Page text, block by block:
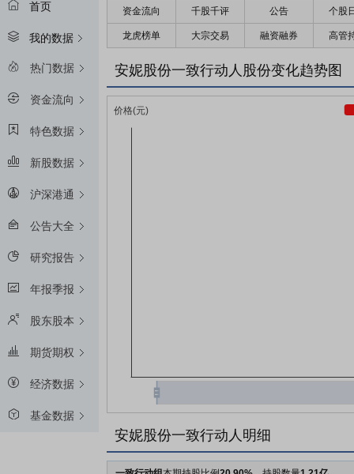
首页
我的数据
热门数据
资金流向
特色数据
新股数据
沪深港通
公告大全
研究报告
年报季报
股东股本
期货期权
经济数据
基金数据
资金流向 千股千评 公告 个股
龙虎榜单 大宗交易 融资融券 高管
安妮股份一致行动人股份变化趋势图
安妮股份一致行动人明细